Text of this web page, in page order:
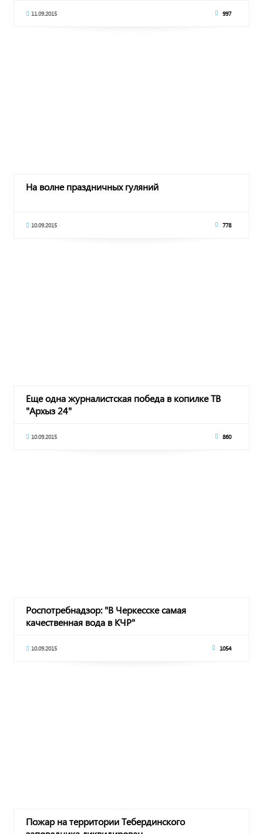
11.09.2015 997
На волне праздничных гуляний
10.09.2015 778
Еще одна журналистская победа в копилке ТВ
"Архыз 24"
10.09.2015 860
Роспотребнадзор: "В Черкесске самая
качественная вода в КЧР"
10.09.2015 1054
Пожар на территории Тебердинского